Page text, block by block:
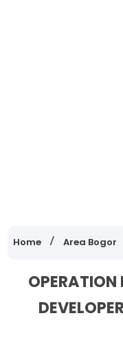
Home Area Bogor
OPERATION